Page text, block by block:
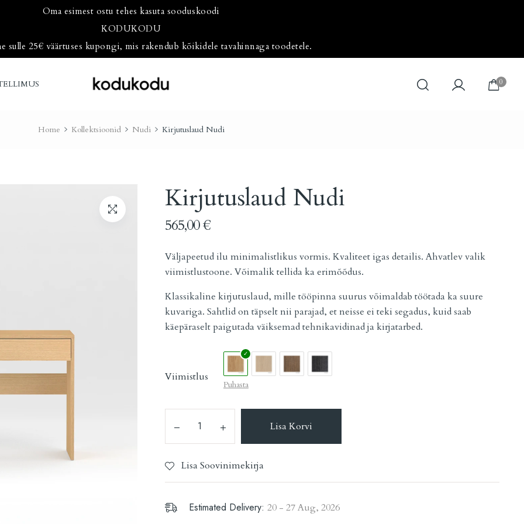
Oma esimest ostu tehes kasuta sooduskoodi
KODUKODU
sulle 25€ väärtuses kupongi, mis rakendub kõikidele tavahinnaga toodetele.
0
Home Kollektsioonid Nudi Kirjutuslaud Nudi
Kirjutuslaud Nudi
565,00€
Väljapeetud ilu minimalistlikus vormis. Kvaliteet igas detailis. Ahvatlev valik
viimistlustoone. Võimalik tellida ka erimõõdus.
Klassikaline kirjutuslaud, mille tööpinna suurus võimaldab töötada ka suure
kuvariga. Sahtlid on täpselt nii parajad, et neisse ei teki segadus, kuid saab
käepäraselt paigutada väiksemad tehnikavidinad ja kirjatarbed.
Viimistlus
Puhasta
Lisa Korvi
Lisa Soovinimekirja
Estimated Delivery: 20 - 27 Aug, 2026